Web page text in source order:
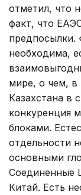
отметил, что
факт, что
предпосылки.
необходима,
мире, о чем, в
Казахстана в
конкуренция
блоками.
отдельности
основными
Соединенные
Китай. Есть